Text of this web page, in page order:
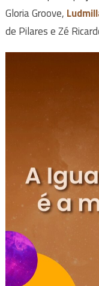
Gloria Groove,
de Pilares e Zé